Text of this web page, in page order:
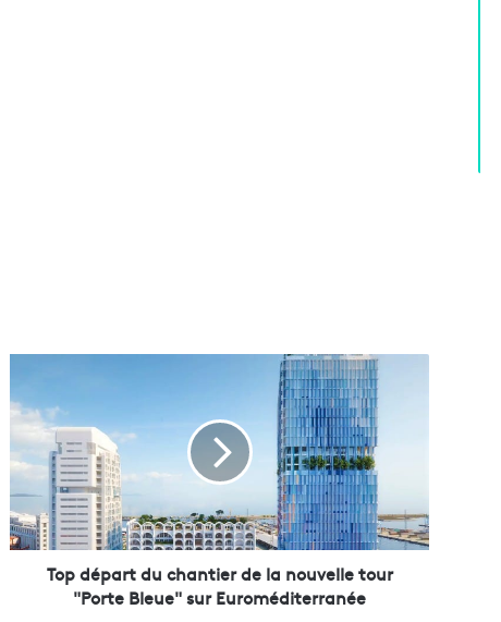
p
é
p
a
r
t
Top départ du chantier de la nouvelle tour
"Porte Bleue" sur Euroméditerranée